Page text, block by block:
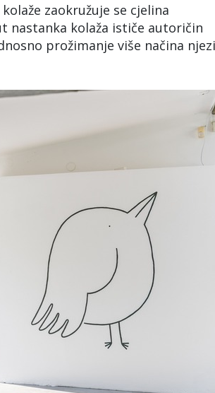
zaokružuje se cjelina
nastanka kolaža ističe autoričin
prožimanje više načina